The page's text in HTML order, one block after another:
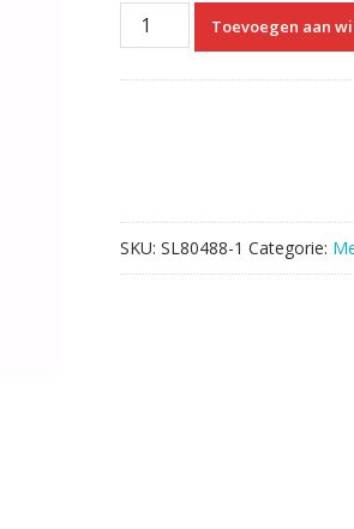
Vervangende
Accu
Toevoegen aan
SKU: SL80488-1 Categorie: